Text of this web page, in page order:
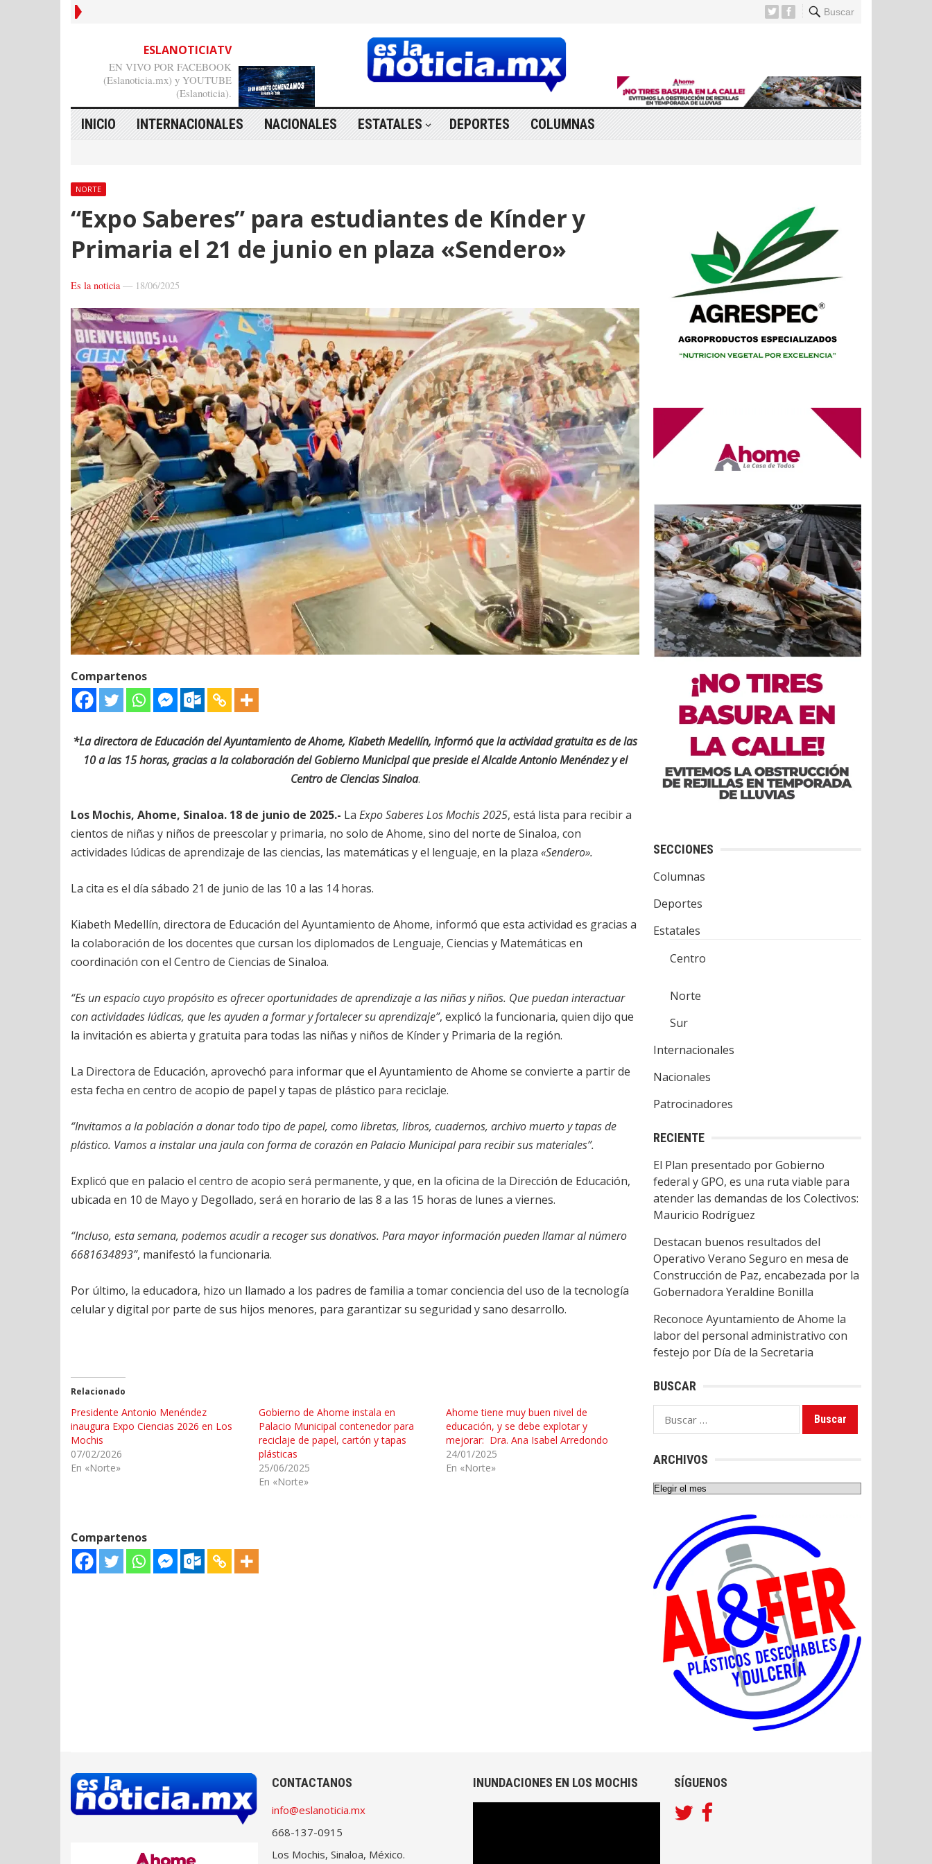
Buscar
ESLANOTICIATV
EN VIVO POR FACEBOOK
(Eslanoticia.mx) y YOUTUBE
(Eslanoticia).
INICIO INTERNACIONALES NACIONALES ESTATALES DEPORTES COLUMNAS
NORTE
“Expo Saberes” para estudiantes de Kínder y
Primaria el 21 de junio en plaza «Sendero»
Es la noticia— 18/06/2025
Compartenos
*La directora de Educación del Ayuntamiento de Ahome, Kiabeth Medellín, informó que la actividad gratuita es de las
10 a las 15 horas, gracias a la colaboración del Gobierno Municipal que preside el Alcalde Antonio Menéndez y el
Centro de Ciencias Sinaloa.
Los Mochis, Ahome, Sinaloa. 18 de junio de 2025.- La Expo Saberes Los Mochis 2025, está lista para recibir a
cientos de niñas y niños de preescolar y primaria, no solo de Ahome, sino del norte de Sinaloa, con
actividades lúdicas de aprendizaje de las ciencias, las matemáticas y el lenguaje, en la plaza «Sendero».
La cita es el día sábado 21 de junio de las 10 a las 14 horas.
Kiabeth Medellín, directora de Educación del Ayuntamiento de Ahome, informó que esta actividad es gracias a
la colaboración de los docentes que cursan los diplomados de Lenguaje, Ciencias y Matemáticas en
coordinación con el Centro de Ciencias de Sinaloa.
“Es un espacio cuyo propósito es ofrecer oportunidades de aprendizaje a las niñas y niños. Que puedan interactuar
con actividades lúdicas, que les ayuden a formar y fortalecer su aprendizaje”, explicó la funcionaria, quien dijo que
la invitación es abierta y gratuita para todas las niñas y niños de Kínder y Primaria de la región.
La Directora de Educación, aprovechó para informar que el Ayuntamiento de Ahome se convierte a partir de
esta fecha en centro de acopio de papel y tapas de plástico para reciclaje.
“Invitamos a la población a donar todo tipo de papel, como libretas, libros, cuadernos, archivo muerto y tapas de
plástico. Vamos a instalar una jaula con forma de corazón en Palacio Municipal para recibir sus materiales”.
Explicó que en palacio el centro de acopio será permanente, y que, en la oficina de la Dirección de Educación,
ubicada en 10 de Mayo y Degollado, será en horario de las 8 a las 15 horas de lunes a viernes.
“Incluso, esta semana, podemos acudir a recoger sus donativos. Para mayor información pueden llamar al número
6681634893”, manifestó la funcionaria.
Por último, la educadora, hizo un llamado a los padres de familia a tomar conciencia del uso de la tecnología
celular y digital por parte de sus hijos menores, para garantizar su seguridad y sano desarrollo.
Relacionado
Presidente Antonio Menéndez
inaugura Expo Ciencias 2026 en Los
Mochis
07/02/2026
En «Norte»
Gobierno de Ahome instala en
Palacio Municipal contenedor para
reciclaje de papel, cartón y tapas
plásticas
25/06/2025
En «Norte»
Ahome tiene muy buen nivel de
educación, y se debe explotar y
mejorar: Dra. Ana Isabel Arredondo
24/01/2025
En «Norte»
Compartenos
SECCIONES
Columnas
Deportes
Estatales
Centro
Norte
Sur
Internacionales
Nacionales
Patrocinadores
RECIENTE
El Plan presentado por Gobierno
federal y GPO, es una ruta viable para
atender las demandas de los Colectivos:
Mauricio Rodríguez
Destacan buenos resultados del
Operativo Verano Seguro en mesa de
Construcción de Paz, encabezada por la
Gobernadora Yeraldine Bonilla
Reconoce Ayuntamiento de Ahome la
labor del personal administrativo con
festejo por Día de la Secretaria
BUSCAR
Buscar:
ARCHIVOS
Archivos
CONTACTANOS
info@eslanoticia.mx
668-137-0915
Los Mochis, Sinaloa, México.
INUNDACIONES EN LOS MOCHIS SÍGUENOS